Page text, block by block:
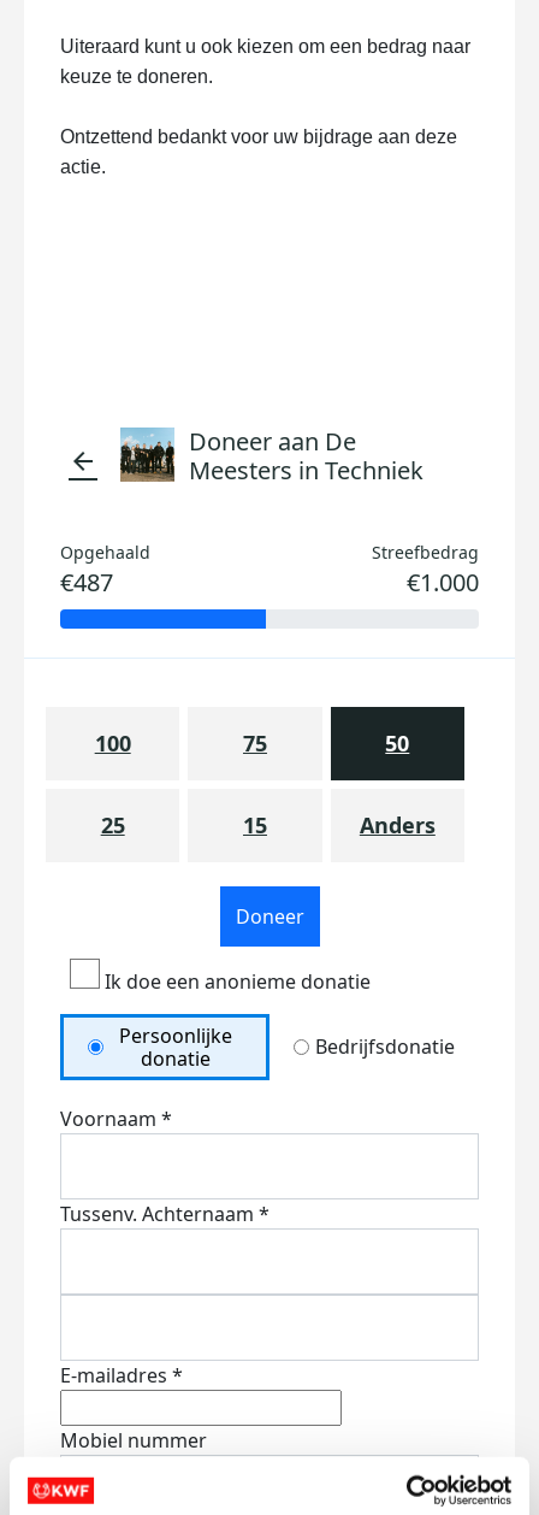
Uiteraard kunt u ook kiezen om een bedrag naar
keuze te doneren.
Ontzettend bedankt voor uw bijdrage aan deze
actie.
arrow_back
Doneer aan De
Meesters in Techniek
Opgehaald
€487
Streefbedrag
€1.000
100 75 50
25 15 Anders
Doneer
Ik doe een anonieme donatie
Persoonlijke
donatie
Bedrijfsdonatie
Voornaam *
Tussenv. Achternaam *
E-mailadres *
Mobiel nummer